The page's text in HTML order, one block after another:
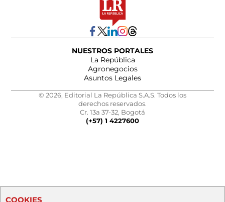
NUESTROS PORTALES
La República
Agronegocios
Asuntos Legales
© 2026, Editorial La República S.A.S. Todos los
derechos reservados.
Cr. 13a 37-32, Bogotá
(+57) 1 4227600
COOKIES